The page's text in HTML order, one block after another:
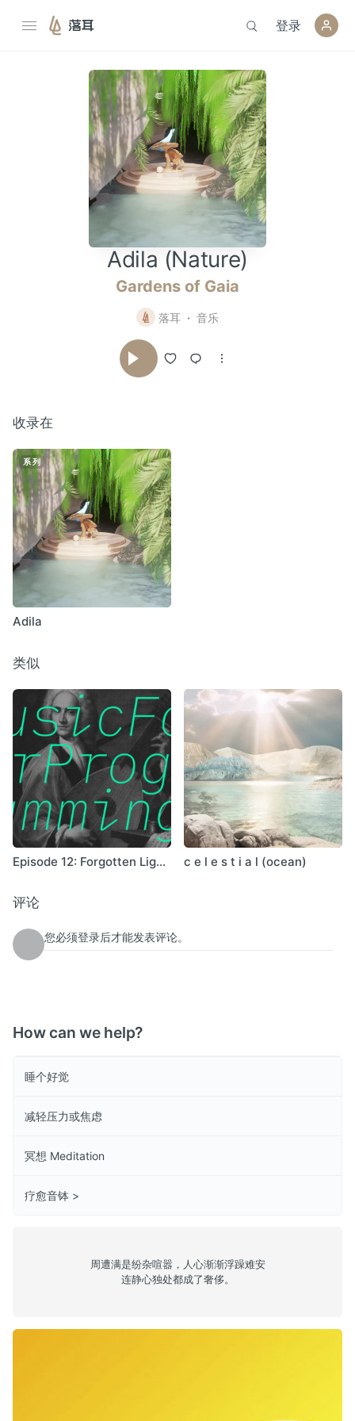
落耳 登录
Adila (Nature)
Gardens of Gaia
落耳 音乐
收录在
系列
Adila
类似
Episode 12: Forgotten Light
c e l e s t i a l (ocean)
评论
您必须登录后才能发表评论。
How can we help?
睡个好觉
减轻压力或焦虑
冥想 Meditation
疗愈音钵 >
周遭满是纷杂喧嚣，人心渐渐浮躁难安
连静心独处都成了奢侈。